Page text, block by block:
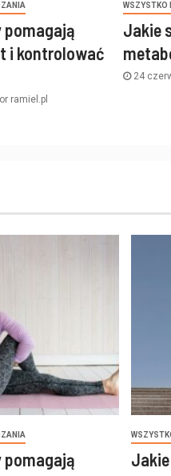
i kontrolować
ramiel.pl
WSZYSTKO
Jakie
24